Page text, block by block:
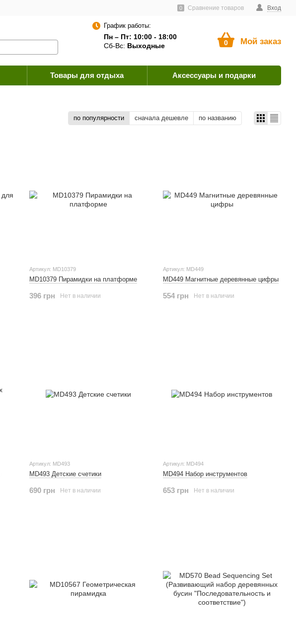
Пользовательское соглашение Как оплатить? Вход
0 Сравнение товаров
График работы:
Пн – Пт: 10:00 - 18:00
Сб-Вс: Выходные 0 Мой заказ
Товары для отдыха Аксессуары и подарки
по популярности сначала дешевле по названию
Артикул: MD10379
MD10379 Пирамидки на платформе
396 грн Нет в наличии
Артикул: MD449
MD449 Магнитные деревянные цифры
554 грн Нет в наличии
Артикул: MD493
MD493 Детские счетики
690 грн Нет в наличии
Артикул: MD494
MD494 Набор инструментов
653 грн Нет в наличии